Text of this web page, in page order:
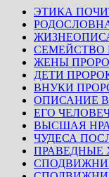
ЭТИКА
СЕМЕЙСТВО
ЖЕНЫ
ДЕТИ
ВНУКИ
ОПИСАНИЕ
ЕГО
ВЫСШАЯ
ЧУДЕСА